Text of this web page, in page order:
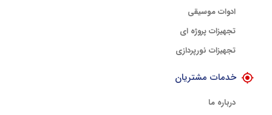
ادوات موسیقی
تجهیزات پروژه ای
تجهیزات نورپردازی
خدمات مشتریان
درباره ما